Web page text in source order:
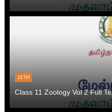
11TH
Class 11 Zoology Vol 2 Full